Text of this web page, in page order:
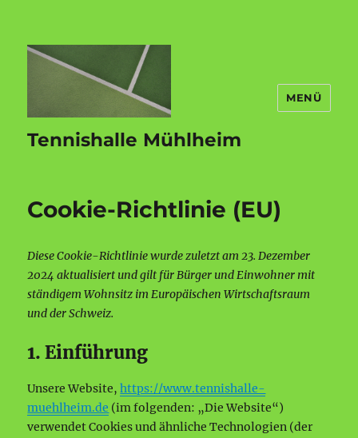
Tennishalle Mühlheim
MENÜ
Cookie-Richtlinie (EU)
Diese Cookie-Richtlinie wurde zuletzt am 23. Dezember
2024 aktualisiert und gilt für Bürger und Einwohner mit
ständigem Wohnsitz im Europäischen Wirtschaftsraum
und der Schweiz.
1. Einführung
Unsere Website,https://www.tennishalle-
muehlheim.de (im folgenden: „Die Website“)
verwendet Cookies und ähnliche Technologien (der